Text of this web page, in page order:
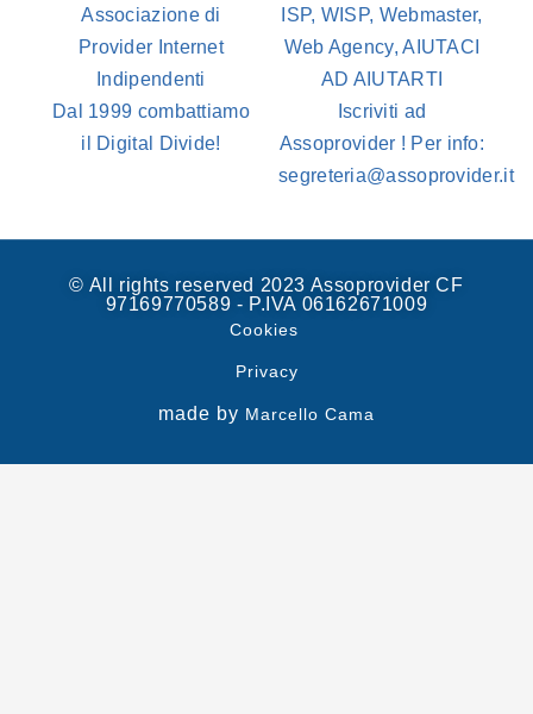
Associazione di
Provider Internet
Indipendenti
Dal 1999 combattiamo
il Digital Divide!
ISP, WISP, Webmaster,
Web Agency, AIUTACI
AD AIUTARTI
Iscriviti ad
Assoprovider ! Per info:
segreteria@assoprovider.it
© All rights reserved 2023 Assoprovider CF
97169770589 - P.IVA 06162671009
Cookies
Privacy
made by Marcello Cama